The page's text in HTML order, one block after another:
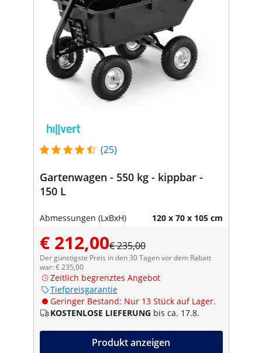
(25)
Gartenwagen - 550 kg - kippbar -
150 L
Abmessungen (LxBxH) 120 x 70 x 105 cm
€ 212,00€ 235,00
Der günstigste Preis in den 30 Tagen vor dem Rabatt
war: € 235,00
Zeitlich begrenztes Angebot
Tiefpreisgarantie
Geringer Bestand: Nur 13 Stück auf Lager.
KOSTENLOSE LIEFERUNG bis ca. 17.8.
Produkt anzeigen